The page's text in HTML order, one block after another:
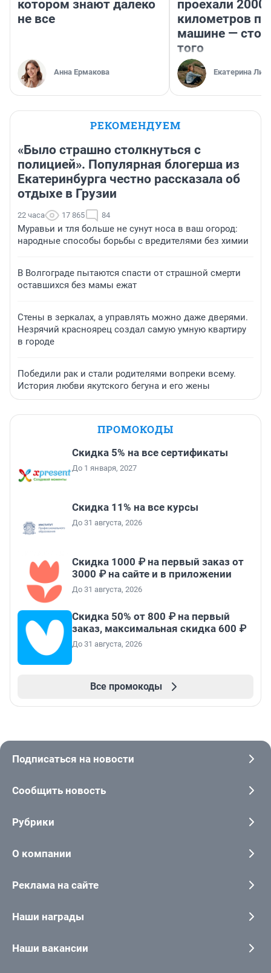
котором знают далеко
не все
Анна Ермакова
проехали 2000
километров по
машине —
того
Екатерина
РЕКОМЕНДУЕМ
«Было страшно столкнуться с
полицией». Популярная блогерша из
Екатеринбурга честно рассказала об
отдыхе в Грузии
22 часа 17 865 84
Муравьи и тля больше не сунут носа в ваш огород:
народные способы борьбы с вредителями без химии
В Волгограде пытаются спасти от страшной смерти
оставшихся без мамы ежат
Стены в зеркалах, а управлять можно даже дверями.
Незрячий красноярец создал самую умную квартиру
в городе
Победили рак и стали родителями вопреки всему.
История любви якутского бегуна и его жены
ПРОМОКОДЫ
Скидка 5% на все сертификаты
До 1 января, 2027
Скидка 11% на все курсы
До 31 августа, 2026
Скидка 1000 ₽ на первый заказ от
3000 ₽ на сайте и в приложении
До 31 августа, 2026
Скидка 50% от 800 ₽ на первый
заказ, максимальная скидка 600 ₽
До 31 августа, 2026
Все промокоды
Подписаться на новости
Сообщить новость
Рубрики
О компании
Реклама на сайте
Наши награды
Наши вакансии